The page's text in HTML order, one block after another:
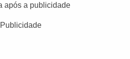
após a publicidade
Publicidade